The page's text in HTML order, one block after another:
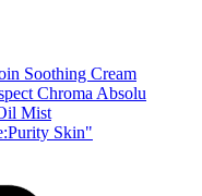
Soothing Cream
Chroma Absolu
Mist
Skin"